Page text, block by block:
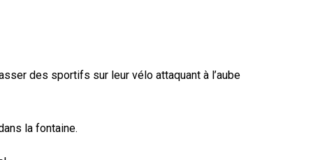
des sportifs sur leur vélo attaquant à l’aube
la fontaine.